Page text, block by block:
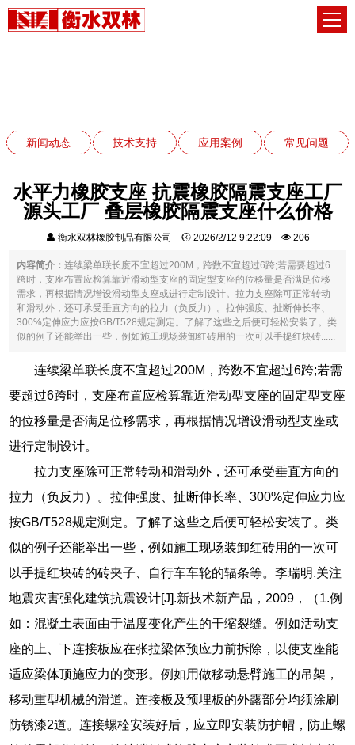
新闻动态 技术支持 应用案例 常见问题
水平力橡胶支座 抗震橡胶隔震支座工厂
源头工厂 叠层橡胶隔震支座什么价格
衡水双林橡胶制品有限公司 2026/2/12 9:22:09 206
内容简介：连续梁单联长度不宜超过200M，跨数不宜超过6跨;若需要超过6
跨时，支座布置应检算靠近滑动型支座的固定型支座的位移量是否满足位移
需求，再根据情况增设滑动型支座或进行定制设计。拉力支座除可正常转动
和滑动外，还可承受垂直方向的拉力（负反力）。拉伸强度、扯断伸长率、
300%定伸应力应按GB/T528规定测定。了解了这些之后便可轻松安装了。类
似的例子还能举出一些，例如施工现场装卸红砖用的一次可以手提红块砖......
连续梁单联长度不宜超过200M，跨数不宜超过6跨;若需
要超过6跨时，支座布置应检算靠近滑动型支座的固定型支座
的位移量是否满足位移需求，再根据情况增设滑动型支座或
进行定制设计。
拉力支座除可正常转动和滑动外，还可承受垂直方向的
拉力（负反力）。拉伸强度、扯断伸长率、300%定伸应力应
按GB/T528规定测定。了解了这些之后便可轻松安装了。类
似的例子还能举出一些，例如施工现场装卸红砖用的一次可
以手提红块砖的砖夹子、自行车车轮的辐条等。李瑞明.关注
地震灾害强化建筑抗震设计[J].新技术新产品，2009，（1.例
如：混凝土表面由于温度变化产生的干缩裂缝。例如活动支
座的上、下连接板应在张拉梁体预应力前拆除，以使支座能
适应梁体顶施应力的变形。例如用做移动悬臂施工的吊架，
移动重型机械的滑道。连接板及预埋板的外露部分均须涂刷
防锈漆2道。连接螺栓安装好后，应立即安装防护帽，防止螺